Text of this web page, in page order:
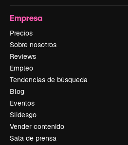
Empresa
Precios
Sobre nosotros
Reviews
Empleo
Tendencias de búsqueda
Blog
Eventos
Slidesgo
Vender contenido
Sala de prensa